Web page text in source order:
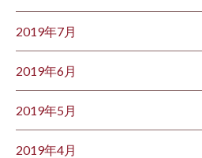
2019年7月
2019年6月
2019年5月
2019年4月